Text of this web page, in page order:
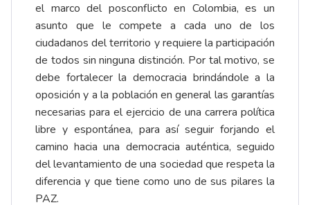
el marco del posconflicto en Colombia, es un
asunto que le compete a cada uno de los
ciudadanos del territorio y requiere la participación
de todos sin ninguna distinción. Por tal motivo, se
debe fortalecer la democracia brindándole a la
oposición y a la población en general las garantías
necesarias para el ejercicio de una carrera política
libre y espontánea, para así seguir forjando el
camino hacia una democracia auténtica, seguido
del levantamiento de una sociedad que respeta la
diferencia y que tiene como uno de sus pilares la
PAZ.